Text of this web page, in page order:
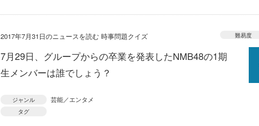
2017年7月31日のニュースを読む 時事問題クイズ 難易度
7月29日、グループからの卒業を発表したNMB48の1期
生メンバーは誰でしょう？
ジャンル 芸能／エンタメ
タグ